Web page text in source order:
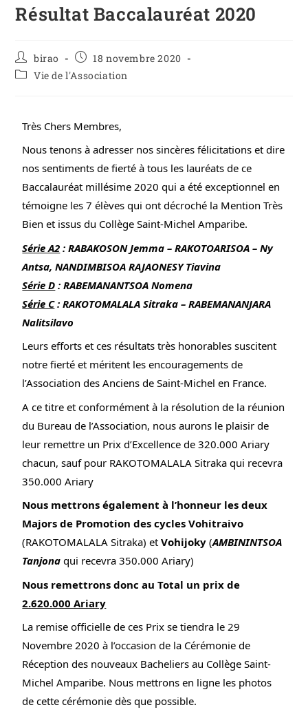
Résultat Baccalauréat 2020
birao
18 novembre 2020
Vie de l'Association
Très Chers Membres,
Nous tenons à adresser nos sincères félicitations et dire
nos sentiments de fierté à tous les lauréats de ce
Baccalauréat millésime 2020 qui a été exceptionnel en
témoigne les 7 élèves qui ont décroché la Mention Très
Bien et issus du Collège Saint-Michel Amparibe.
Série A2 : RABAKOSON Jemma – RAKOTOARISOA – Ny
Antsa, NANDIMBISOA RAJAONESY Tiavina
Série D : RABEMANANTSOA Nomena
Série C : RAKOTOMALALA Sitraka – RABEMANANJARA
Nalitsilavo
Leurs efforts et ces résultats très honorables suscitent
notre fierté et méritent les encouragements de
l’Association des Anciens de Saint-Michel en France.
A ce titre et conformément à la résolution de la réunion
du Bureau de l’Association, nous aurons le plaisir de
leur remettre un Prix d’Excellence de 320.000 Ariary
chacun, sauf pour RAKOTOMALALA Sitraka qui recevra
350.000 Ariary
Nous mettrons également à l’honneur les deux
Majors de Promotion des cycles Vohitraivo
(RAKOTOMALALA Sitraka) et Vohijoky (AMBININTSOA
Tanjona qui recevra 350.000 Ariary)
2.620.000 Ariary
La remise officielle de ces Prix se tiendra le 29
Novembre 2020 à l’occasion de la Cérémonie de
Réception des nouveaux Bacheliers au Collège Saint-
Michel Amparibe. Nous mettrons en ligne les photos
de cette cérémonie dès que possible.